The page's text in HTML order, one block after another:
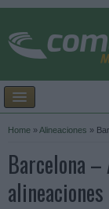
Home »Alineaciones »
Barcelona
alineaciones